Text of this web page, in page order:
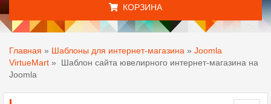
КОРЗИНА
Главная » Шаблоны для интернет-магазина » Joomla
VirtueMart »
Шаблон сайта ювелирного интернет-магазина на
Joomla